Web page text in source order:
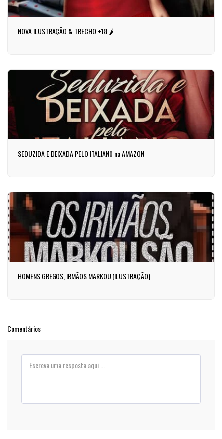
NOVA ILUSTRAÇÃO & TRECHO +18 🌶️
SEDUZIDA E DEIXADA PELO ITALIANO na AMAZON
HOMENS GREGOS, IRMÃOS MARKOU (ILUSTRAÇÃO)
Comentários